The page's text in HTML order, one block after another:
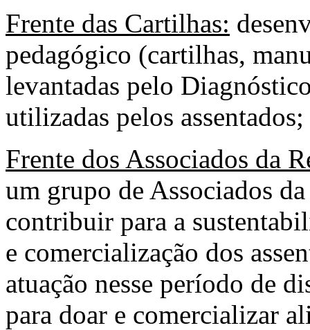
Frente das Cartilhas:
pedagógico (cartilhas,
levantadas pelo
utilizadas pelos assentados;
Frente dos Associados da
um grupo de Associados
contribuir para a
e comercialização dos
atuação nesse período de
para doar e comercializar